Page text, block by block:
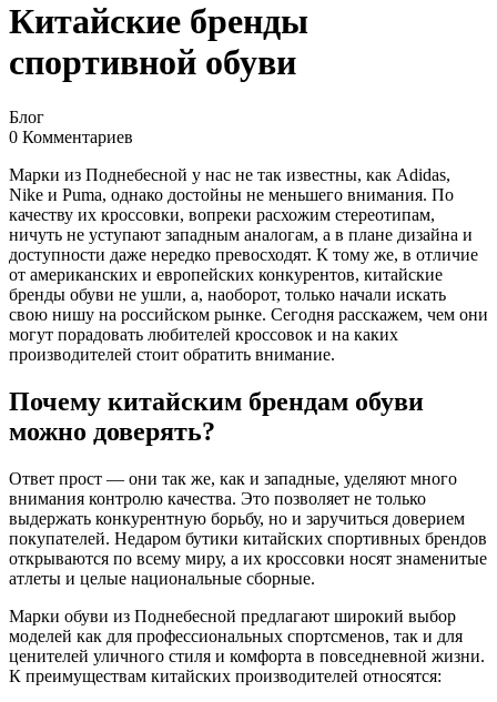
Китайские бренды
спортивной обуви
Блог
0 Комментариев
Марки из Поднебесной у нас не так известны, как Adidas,
Nike и Puma, однако достойны не меньшего внимания. По
качеству их кроссовки, вопреки расхожим стереотипам,
ничуть не уступают западным аналогам, а в плане дизайна и
доступности даже нередко превосходят. К тому же, в отличие
от американских и европейских конкурентов, китайские
бренды обуви не ушли, а, наоборот, только начали искать
свою нишу на российском рынке. Сегодня расскажем, чем они
могут порадовать любителей кроссовок и на каких
производителей стоит обратить внимание.
Почему китайским брендам обуви
можно доверять?
Ответ прост — они так же, как и западные, уделяют много
внимания контролю качества. Это позволяет не только
выдержать конкурентную борьбу, но и заручиться доверием
покупателей. Недаром бутики китайских спортивных брендов
открываются по всему миру, а их кроссовки носят знаменитые
атлеты и целые национальные сборные.
Марки обуви из Поднебесной предлагают широкий выбор
моделей как для профессиональных спортсменов, так и для
ценителей уличного стиля и комфорта в повседневной жизни.
К преимуществам китайских производителей относятся: